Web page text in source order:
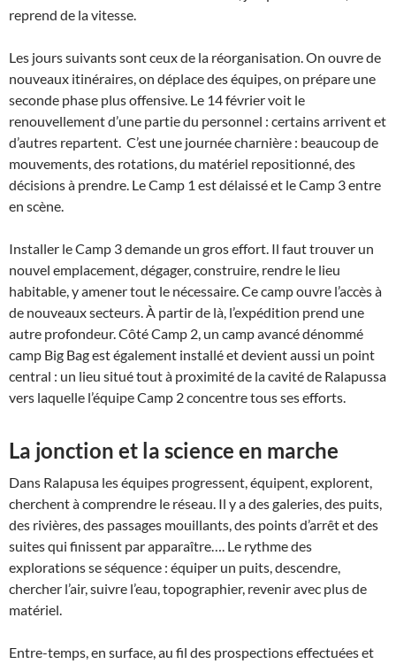
reprend de la vitesse.
Les jours suivants sont ceux de la réorganisation. On ouvre de
nouveaux itinéraires, on déplace des équipes, on prépare une
seconde phase plus offensive. Le 14 février voit le
renouvellement d’une partie du personnel : certains arrivent et
d’autres repartent. C’est une journée charnière : beaucoup de
mouvements, des rotations, du matériel repositionné, des
décisions à prendre. Le Camp 1 est délaissé et le Camp 3 entre
en scène.
Installer le Camp 3 demande un gros effort. Il faut trouver un
nouvel emplacement, dégager, construire, rendre le lieu
habitable, y amener tout le nécessaire. Ce camp ouvre l’accès à
de nouveaux secteurs. À partir de là, l’expédition prend une
autre profondeur. Côté Camp 2, un camp avancé dénommé
camp Big Bag est également installé et devient aussi un point
central : un lieu situé tout à proximité de la cavité de Ralapussa
vers laquelle l’équipe Camp 2 concentre tous ses efforts.
La jonction et la science en marche
Dans Ralapusa les équipes progressent, équipent, explorent,
cherchent à comprendre le réseau. Il y a des galeries, des puits,
des rivières, des passages mouillants, des points d’arrêt et des
suites qui finissent par apparaître…. Le rythme des
explorations se séquence : équiper un puits, descendre,
chercher l’air, suivre l’eau, topographier, revenir avec plus de
matériel.
Entre-temps, en surface, au fil des prospections effectuées et